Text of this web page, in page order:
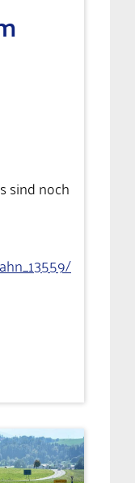
sind noch